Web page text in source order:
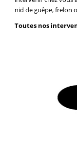
nid de guêpe, frelon
Toutes nos